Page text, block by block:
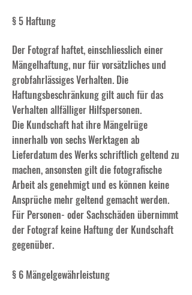
§ 5 Haftung
Der Fotograf haftet, einschliesslich einer
Mängelhaftung, nur für vorsätzliches und
grobfahrlässiges Verhalten. Die
Haftungsbeschränkung gilt auch für das
Verhalten allfälliger Hilfspersonen.
Die Kundschaft hat ihre Mängelrüge
innerhalb von sechs Werktagen ab
Lieferdatum des Werks schriftlich geltend zu
machen, ansonsten gilt die fotografische
Arbeit als genehmigt und es können keine
Ansprüche mehr geltend gemacht werden.
Für Personen- oder Sachschäden übernimmt
der Fotograf keine Haftung der Kundschaft
gegenüber.
§ 6 Mängelgewährleistung